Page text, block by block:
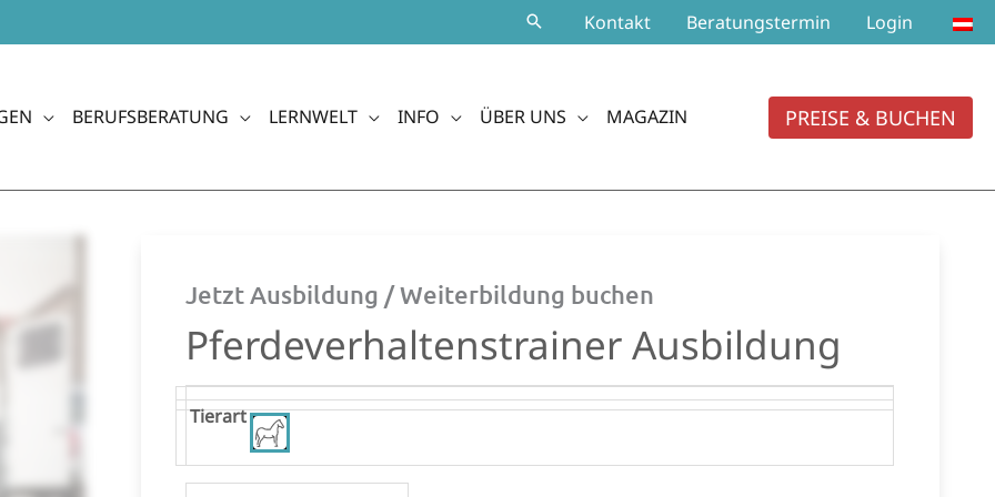
Kontakt Beratungstermin Login
BERUFSBERATUNG LERNWELT INFO ÜBER UNS MAGAZIN PREISE & BUCHEN
Jetzt Ausbildung / Weiterbildung buchen
Pferdeverhaltenstrainer Ausbildung
Tierart
Pferdeverhaltenstrainer
Ausbildung